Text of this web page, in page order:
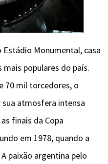
Monumental, casa
populares do país.
70 mil torcedores, o
atmosfera intensa
finais da Copa
em 1978, quando a
paixão argentina pelo